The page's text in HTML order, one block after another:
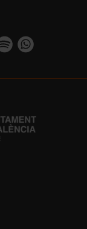
visit_valencia/
user/
vimeo.com/
https://api.whatsapp.com/